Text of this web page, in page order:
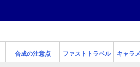
合成の注意点 ファストトラベル キャラ